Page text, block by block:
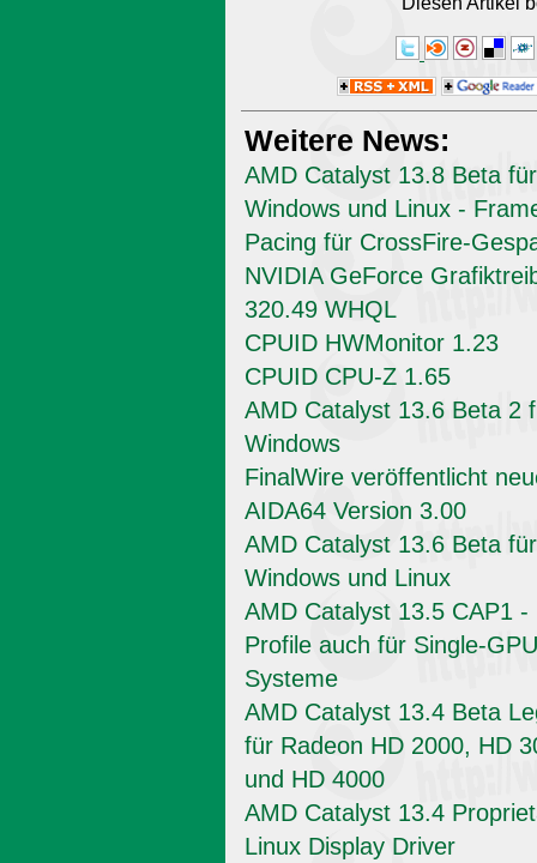
Weitere News:
AMD Catalyst 13.8 Beta für
Windows und Linux -
Pacing für CrossFire-
NVIDIA GeForce
320.49 WHQL
CPUID HWMonitor 1.23
CPUID CPU-Z 1.65
AMD Catalyst 13.6 Beta 2
Windows
FinalWire veröffentlicht
AIDA64 Version 3.00
AMD Catalyst 13.6 Beta für
Windows und Linux
AMD Catalyst 13.5 CAP1 -
Profile auch für Single-
Systeme
AMD Catalyst 13.4 Beta
für Radeon HD 2000, HD
und HD 4000
AMD Catalyst 13.4
Linux Display Driver